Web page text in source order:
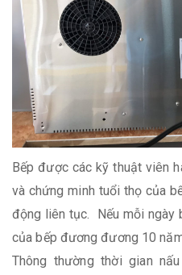
Bếp được các kỹ thuật viên
và chứng minh tuổi thọ của
động liên tục. Nếu mỗi ngày
của bếp đương đương 10
Thông thường thời gian